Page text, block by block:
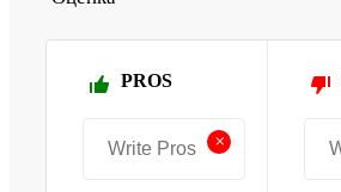
PROS
+